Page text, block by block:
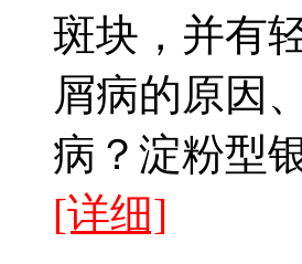
斑块，并有
屑病的原因
病？淀粉型
[详细]